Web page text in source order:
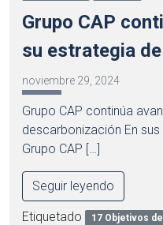
Grupo CAP
su estrategia
noviembre 29, 2024
Grupo CAP continúa
descarbonización En
Grupo CAP […]
Seguir leyendo
Etiquetado
17 Objetivos